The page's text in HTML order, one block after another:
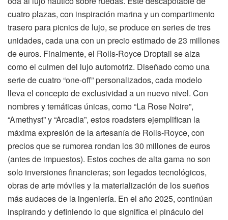
cuatro plazas, con inspiración marina y un compartimento
trasero para picnics de lujo, se produce en series de tres
unidades, cada una con un precio estimado de 23 millones
de euros. Finalmente, el Rolls-Royce Droptail se alza
como el culmen del lujo automotriz. Diseñado como una
serie de cuatro “one-off” personalizados, cada modelo
lleva el concepto de exclusividad a un nuevo nivel. Con
nombres y temáticas únicas, como “La Rose Noire”,
“Amethyst” y “Arcadia”, estos roadsters ejemplifican la
máxima expresión de la artesanía de Rolls-Royce, con
precios que se rumorea rondan los 30 millones de euros
(antes de impuestos). Estos coches de alta gama no son
solo inversiones financieras; son legados tecnológicos,
obras de arte móviles y la materialización de los sueños
más audaces de la ingeniería. En el año 2025, continúan
inspirando y definiendo lo que significa el pináculo del